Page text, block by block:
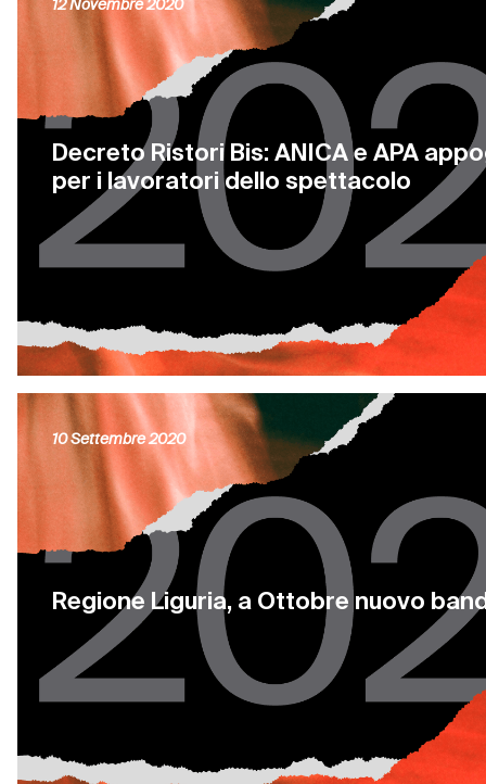
Decreto Ristori Bis: ANICA e APA
per i lavoratori dello spettacolo
12 Novembre 2020
Regione Liguria, a Ottobre nuovo
10 Settembre 2020